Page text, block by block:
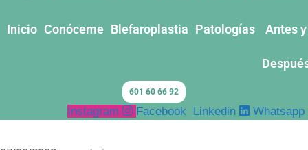
Inicio Conóceme Blefaroplastia Patologías Antes y
601 60 66 92
Instagram Facebook Linkedin Whatsapp